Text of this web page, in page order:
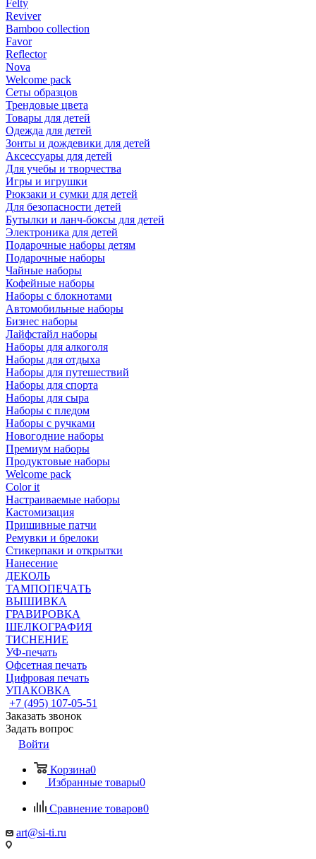
Felty
Reviver
Bamboo collection
Favor
Reflector
Nova
Welcome pack
Сеты образцов
Трендовые цвета
Товары для детей
Одежда для детей
Зонты и дождевики для детей
Аксессуары для детей
Для учебы и творчества
Игры и игрушки
Рюкзаки и сумки для детей
Для безопасности детей
Бутылки и ланч-боксы для детей
Электроника для детей
Подарочные наборы детям
Подарочные наборы
Чайные наборы
Кофейные наборы
Наборы с блокнотами
Автомобильные наборы
Бизнес наборы
Лайфстайл наборы
Наборы для алкоголя
Наборы для отдыха
Наборы для путешествий
Наборы для спорта
Наборы для сыра
Наборы с пледом
Наборы с ручками
Новогодние наборы
Премиум наборы
Продуктовые наборы
Welcome pack
Color it
Настраиваемые наборы
Кастомизация
Пришивные патчи
Ремувки и брелоки
Стикерпаки и открытки
Нанесение
ДЕКОЛЬ
ТАМПОПЕЧАТЬ
ВЫШИВКА
ГРАВИРОВКА
ШЕЛКОГРАФИЯ
ТИСНЕНИЕ
УФ-печать
Офсетная печать
Цифровая печать
УПАКОВКА
+7 (495) 107-05-51
Заказать звонок
Задать вопрос
Войти
Корзина0
Избранные товары0
Сравнение товаров0
art@si-ti.ru